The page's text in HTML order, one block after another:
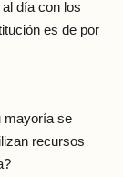
día con los
es de por
mayoría se
recursos